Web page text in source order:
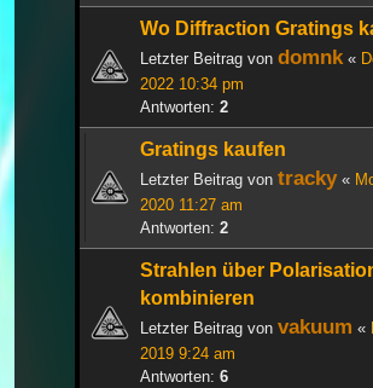
Wo Diffraction Gratings
Letzter Beitrag von domnk «
2022 10:34 pm
Antworten: 2
Gratings kaufen
Letzter Beitrag von tracky«
2020 11:27 am
Antworten: 2
Strahlen über
kombinieren
Letzter Beitrag von vakuum «
2019 9:24 am
Antworten: 6